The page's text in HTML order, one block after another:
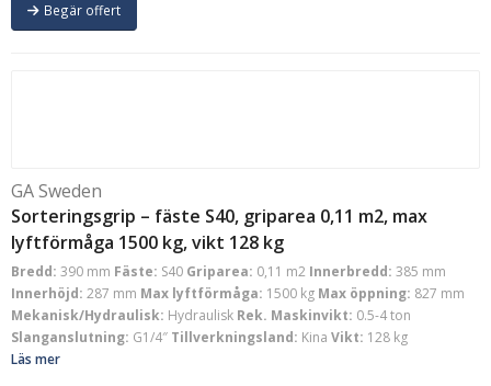
Begär offert
GA Sweden
Sorteringsgrip – fäste S40, griparea 0,11 m2, max
lyftförmåga 1500 kg, vikt 128 kg
Bredd: 390 mm Fäste: S40 Griparea: 0,11 m2 Innerbredd: 385 mm
Innerhöjd: 287 mm Max lyftförmåga: 1500 kg Max öppning: 827 mm
Mekanisk/Hydraulisk: Hydraulisk Rek. Maskinvikt: 0.5-4 ton
Slanganslutning: G1/4″ Tillverkningsland: Kina Vikt: 128 kg
Läs mer